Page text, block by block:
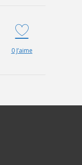
0J’aime